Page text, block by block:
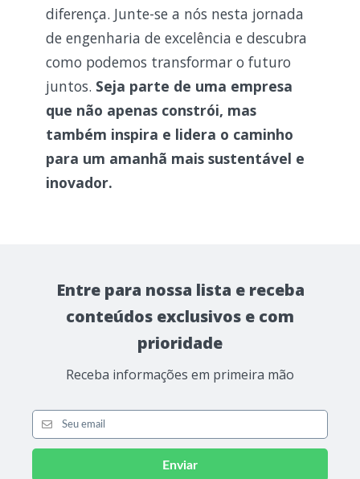
diferença. Junte-se a nós nesta jornada
de engenharia de excelência e descubra
como podemos transformar o futuro
juntos. Seja parte de uma empresa
que não apenas constrói, mas
também inspira e lidera o caminho
para um amanhã mais sustentável e
inovador.
Entre para nossa lista e receba
conteúdos exclusivos e com
prioridade
Receba informações em primeira mão
Enviar